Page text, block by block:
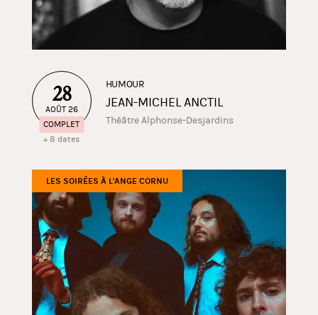
28
AOÛT 26
COMPLET
+ 8 dates
HUMOUR
JEAN-MICHEL ANCTIL
Théâtre Alphonse-Desjardins
LES SOIRÉES À L'ANGE CORNU